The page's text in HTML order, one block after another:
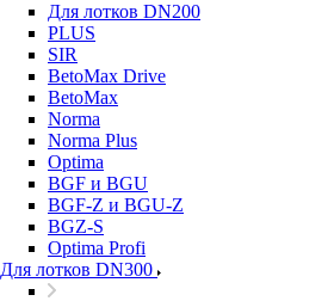
Для лотков DN200
PLUS
SIR
BetoMax Drive
BetoMax
Norma
Norma Plus
Optima
BGF и BGU
BGF-Z и BGU-Z
BGZ-S
Optima Profi
Для лотков DN300